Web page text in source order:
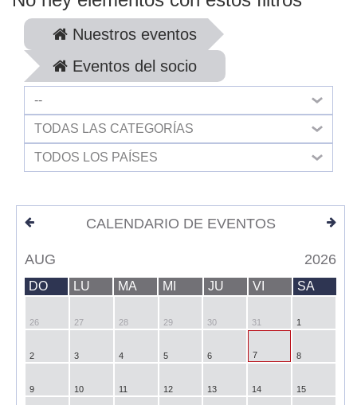
Nuestros eventos
Eventos del socio
--
TODAS LAS CATEGORÍAS
TODOS LOS PAÍSES
CALENDARIO DE EVENTOS
AUG 2026
DO LU MA MI JU VI SA
26 27 28 29 30 31 1
2 3 4 5 6 7 8
9 10 11 12 13 14 15